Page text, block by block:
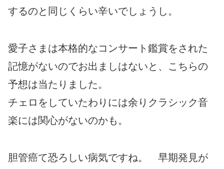
するのと同じくらい辛いでしょうし。
愛子さまは本格的なコンサート鑑賞をされた
記憶がないのでお出ましはないと、こちらの
予想は当たりました。
チェロをしていたわりには余りクラシック音
楽には関心がないのかも。
胆管癌て恐ろしい病気ですね。 早期発見が